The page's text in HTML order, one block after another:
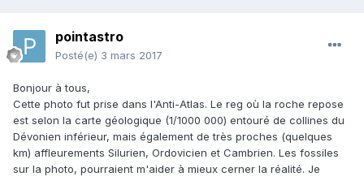
pointastro
Posté(e) 3 mars 2017
Bonjour à tous,
Cette photo fut prise dans l'Anti-Atlas. Le reg où la roche repose
est selon la carte géologique (1/1000 000) entouré de collines du
Dévonien inférieur, mais également de très proches (quelques
km) affleurements Silurien, Ordovicien et Cambrien. Les fossiles
sur la photo, pourraient m'aider à mieux cerner la réalité. Je